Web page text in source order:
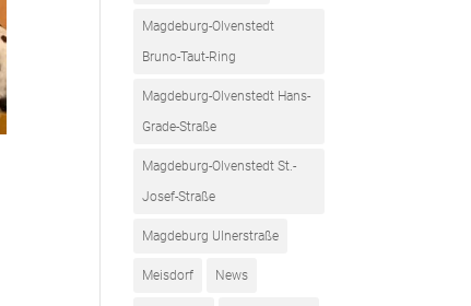
Magdeburg-Olvenstedt
Bruno-Taut-Ring
Magdeburg-Olvenstedt Hans-
Grade-Straße
Magdeburg-Olvenstedt St.-
Josef-Straße
Magdeburg Ulnerstraße
Meisdorf News